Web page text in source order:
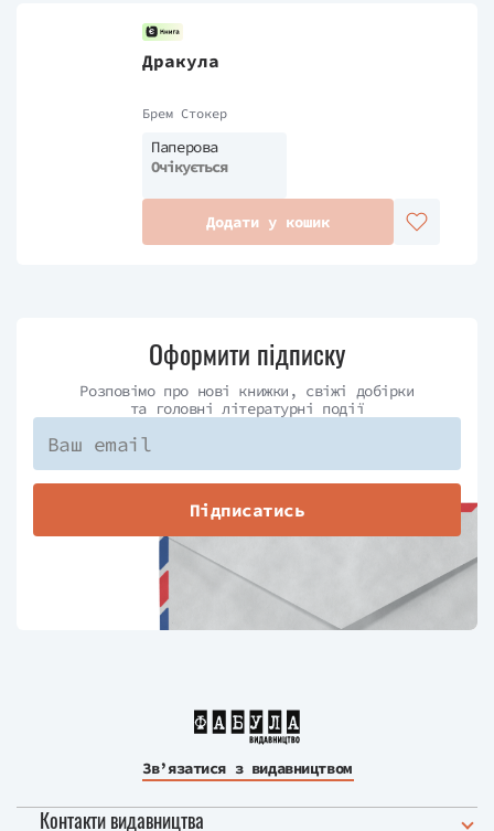
Дракула
Брем Стокер
Паперова
Очікується
Додати у кошик
Оформити підписку
Розповімо про нові книжки, свіжі добірки
та головні літературні події
Підписатись
Зв’язатися з видавництвом
Контакти видавництва